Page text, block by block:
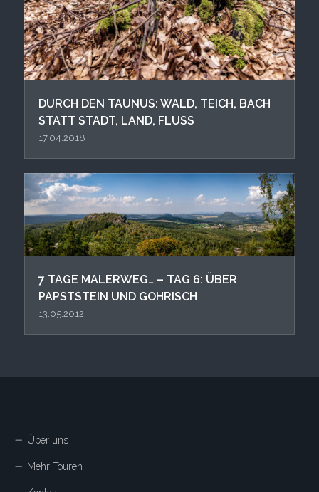
DURCH DEN TAUNUS: WALD, TEICH, BACH
STATT STADT, LAND, FLUSS
17.04.2018
7 TAGE MALERWEG… – TAG 6: ÜBER
PAPSTSTEIN UND GOHRISCH
13.05.2012
Über uns
Mehr Touren